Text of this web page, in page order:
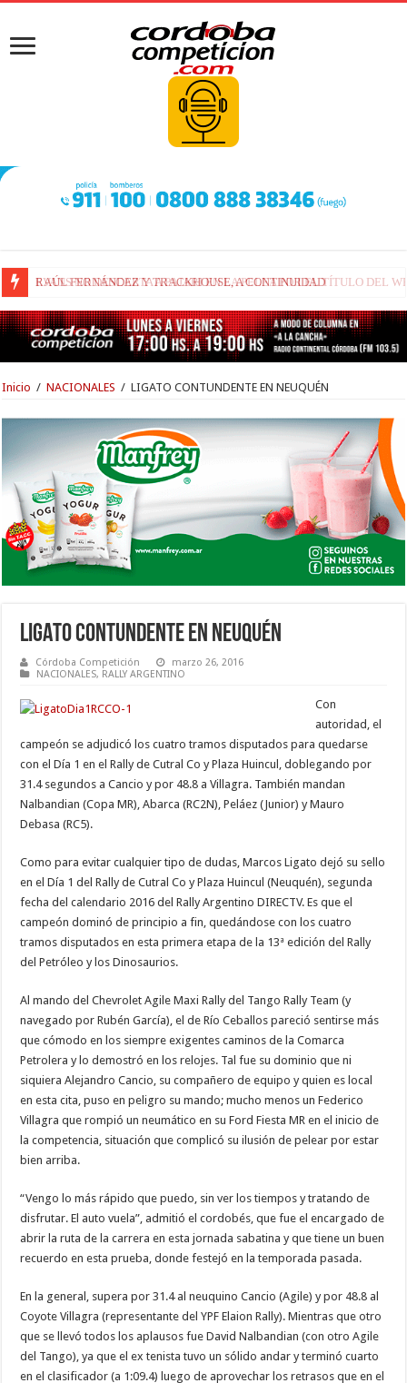
RAÚL FERNÁNDEZ Y TRACKHOUSE, A CONTINUIDAD
Inicio / NACIONALES / LIGATO CONTUNDENTE EN NEUQUÉN
LIGATO CONTUNDENTE EN NEUQUÉN
Córdoba Competición
marzo 26, 2016
NACIONALES, RALLY ARGENTINO
Con
autoridad, el
campeón se adjudicó los cuatro tramos disputados para quedarse
con el Día 1 en el Rally de Cutral Co y Plaza Huincul, doblegando por
31.4 segundos a Cancio y por 48.8 a Villagra. También mandan
Nalbandian (Copa MR), Abarca (RC2N), Peláez (Junior) y Mauro
Debasa (RC5).
Como para evitar cualquier tipo de dudas, Marcos Ligato dejó su sello
en el Día 1 del Rally de Cutral Co y Plaza Huincul (Neuquén), segunda
fecha del calendario 2016 del Rally Argentino DIRECTV. Es que el
campeón dominó de principio a fin, quedándose con los cuatro
tramos disputados en esta primera etapa de la 13ª edición del Rally
del Petróleo y los Dinosaurios.
Al mando del Chevrolet Agile Maxi Rally del Tango Rally Team (y
navegado por Rubén García), el de Río Ceballos pareció sentirse más
que cómodo en los siempre exigentes caminos de la Comarca
Petrolera y lo demostró en los relojes. Tal fue su dominio que ni
siquiera Alejandro Cancio, su compañero de equipo y quien es local
en esta cita, puso en peligro su mando; mucho menos un Federico
Villagra que rompió un neumático en su Ford Fiesta MR en el inicio de
la competencia, situación que complicó su ilusión de pelear por estar
bien arriba.
“Vengo lo más rápido que puedo, sin ver los tiempos y tratando de
disfrutar. El auto vuela”, admitió el cordobés, que fue el encargado de
abrir la ruta de la carrera en esta jornada sabatina y que tiene un buen
recuerdo en esta prueba, donde festejó en la temporada pasada.
En la general, supera por 31.4 al neuquino Cancio (Agile) y por 48.8 al
Coyote Villagra (representante del YPF Elaion Rally). Mientras que otro
que se llevó todos los aplausos fue David Nalbandian (con otro Agile
del Tango), ya que el ex tenista tuvo un sólido andar y terminó cuarto
en el clasificador (a 1:09.4) luego de aprovechar los retrasos que en el